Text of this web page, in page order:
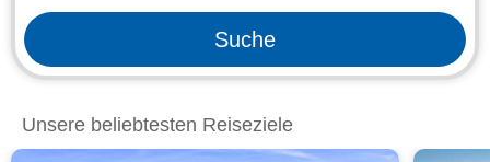
Suche
Unsere beliebtesten Reiseziele